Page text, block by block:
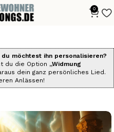
0
als Songs
möchtest ihn personalisieren?
du die Option „Widmung
dein ganz persönliches Lied.
Anlässen!